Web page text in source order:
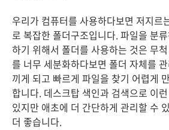
우리가 컴퓨터를 사용하다보면 저지르
로 복잡한 폴더구조입니다. 파일을 분
하기 위해서 폴더를 사용하는 것은 무
를 너무 세분화하다보면 폴더 자체를
끼게 되고 빠르게 파일을 찾기 어렵게
합니다. 데스크탑 색인과 검색으로 이
있지만 애초에 더 간단하게 관리할 수
더 좋습니다.